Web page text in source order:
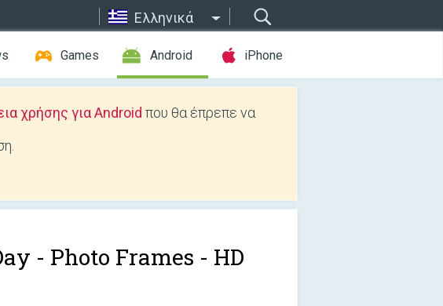
Ελληνικά
Games Android iPhone
χρήσης για Android που θα έπρεπε να
- Photo Frames - HD